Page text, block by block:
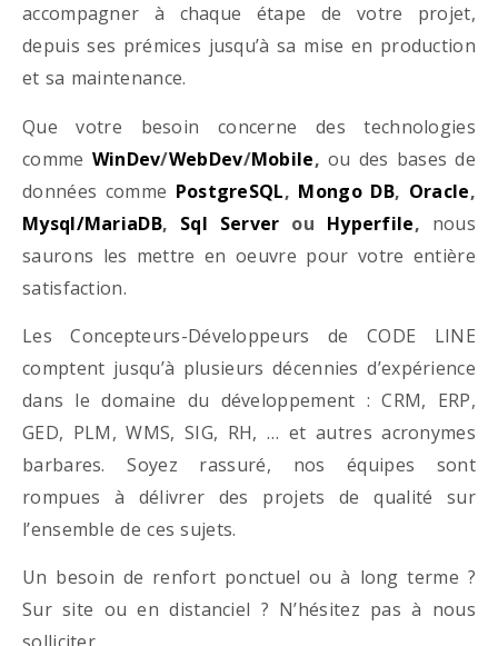
accompagner à chaque étape de votre projet,
depuis ses prémices jusqu’à sa mise en production
et sa maintenance.
Que votre besoin concerne des technologies
comme WinDev/WebDev/Mobile, ou des bases de
données comme PostgreSQL, Mongo DB, Oracle,
Mysql/MariaDB, Sql Server ou Hyperfile, nous
saurons les mettre en oeuvre pour votre entière
satisfaction.
Les Concepteurs-Développeurs de CODE LINE
comptent jusqu’à plusieurs décennies d’expérience
dans le domaine du développement : CRM, ERP,
GED, PLM, WMS, SIG, RH, … et autres acronymes
barbares. Soyez rassuré, nos équipes sont
rompues à délivrer des projets de qualité sur
l’ensemble de ces sujets.
Un besoin de renfort ponctuel ou à long terme ?
Sur site ou en distanciel ? N’hésitez pas à nous